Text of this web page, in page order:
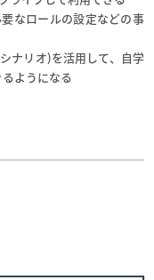
なロールの設定などの事
ナリオ)を活用して、自学
ようになる